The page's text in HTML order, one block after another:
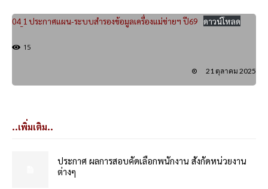
04_1 ประกาศแผน-ระบบสำรองข้อมูลเครื่องแม่ข่ายฯ ปี69 ดาวน์โหลด
15
21 ตุลาคม 2025
..เพิ่มเติม..
ประกาศ ผลการสอบคัดเลือกพนักงาน สังกัดหน่วยงาน
ต่างๆ